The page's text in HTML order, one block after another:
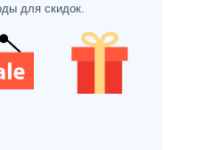
для скидок.